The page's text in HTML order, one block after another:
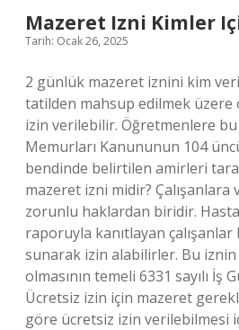
Mazeret Izni Kimler
Tarih: Ocak 26, 2025
2 günlük mazeret iznini kim
tatilden mahsup edilmek üzere
izin verilebilir. Öğretmenlere
Memurları Kanununun 104
bendinde belirtilen amirleri
mazeret izni midir? Çalışanlara
zorunlu haklardan biridir.
raporuyla kanıtlayan
sunarak izin alabilirler. Bu
olmasının temeli 6331 sayılı İş
Ücretsiz izin için mazeret
göre ücretsiz izin verilebilmesi